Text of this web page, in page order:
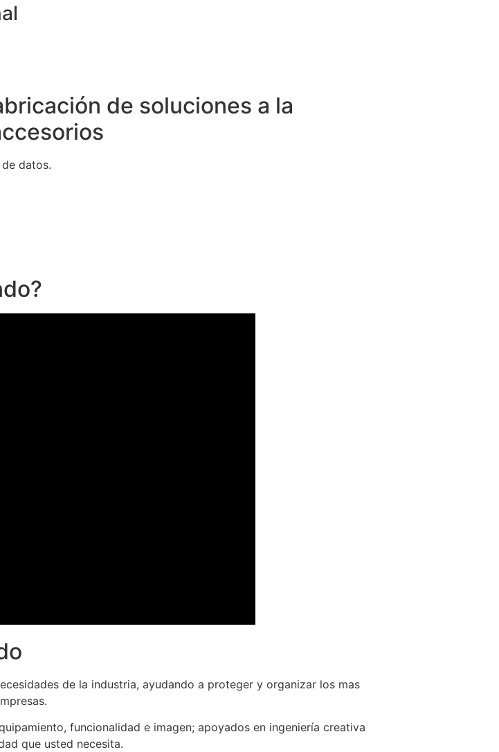
de soluciones a la
datos.
de la industria, ayudando a proteger y organizar los mas
funcionalidad e imagen; apoyados en ingeniería creativa
que usted necesita.